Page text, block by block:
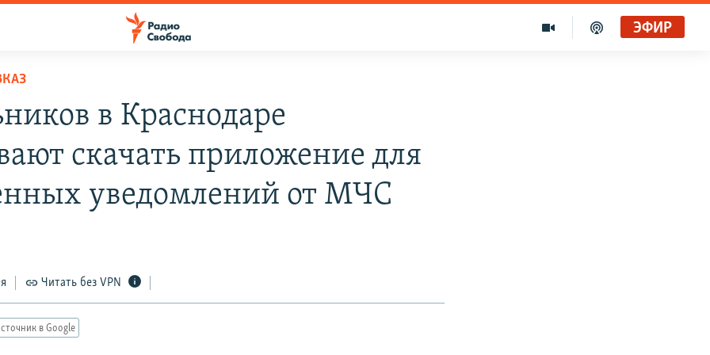
ЭФИР
в Краснодаре
скачать приложение для
уведомлений от МЧС
Читать без VPN
в Google